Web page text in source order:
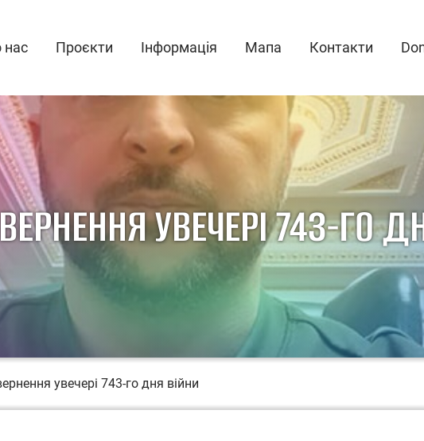
нас Проєкти Інформація Мапа Контакти
УВЕЧЕРІ 743-ГО
увечері 743-го дня війни